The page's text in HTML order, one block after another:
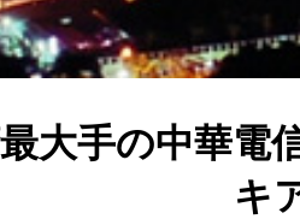
大手の中華電
キ